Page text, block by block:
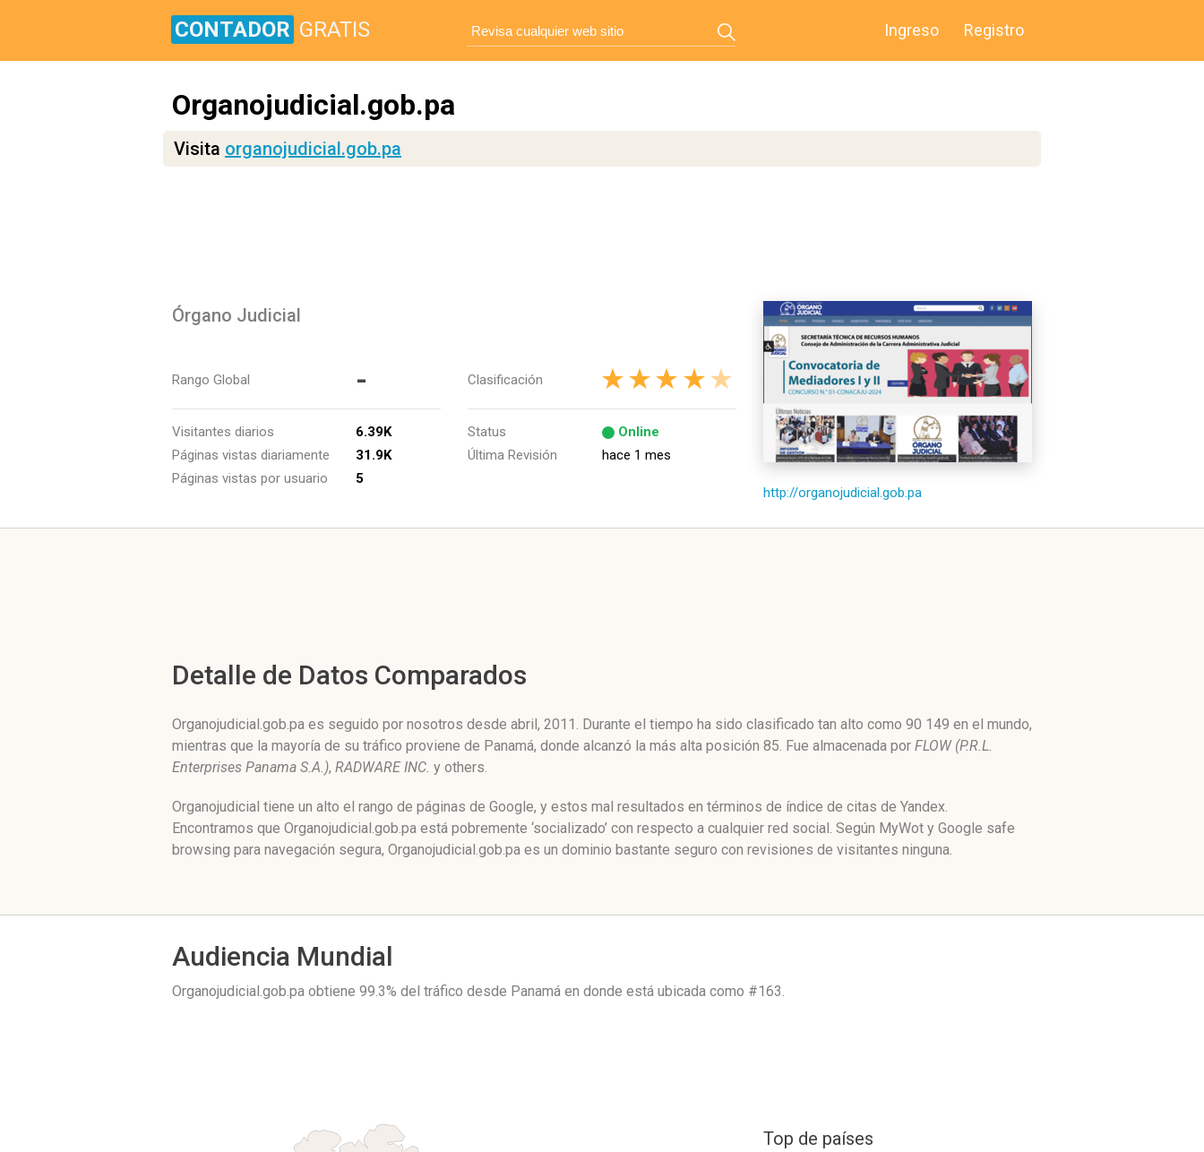
CONTADOR GRATIS Ingreso Registro
Organojudicial.gob.pa
Visita organojudicial.gob.pa
Órgano Judicial
Rango Global -
Visitantes diarios
6.39K
Páginas vistas diariamente
31.9K
Páginas vistas por usuario
5
Clasificación
Status
Online
Última Revisión
hace 1 mes
http://organojudicial.gob.pa
Detalle de Datos Comparados
Organojudicial.gob.pa es seguido por nosotros desde abril, 2011. Durante el tiempo ha sido clasificado tan alto como 90 149 en el mundo,
mientras que la mayoría de su tráfico proviene de Panamá, donde alcanzó la más alta posición 85. Fue almacenada por FLOW (P.R.L.
Enterprises Panama S.A.), RADWARE INC. y others.
Organojudicial tiene un alto el rango de páginas de Google, y estos mal resultados en términos de índice de citas de Yandex.
Encontramos que Organojudicial.gob.pa está pobremente ‘socializado’ con respecto a cualquier red social. Según MyWot y Google safe
browsing para navegación segura, Organojudicial.gob.pa es un dominio bastante seguro con revisiones de visitantes ninguna.
Audiencia Mundial
Organojudicial.gob.pa obtiene 99.3% del tráfico desde Panamá en donde está ubicada como #163.
Top de países